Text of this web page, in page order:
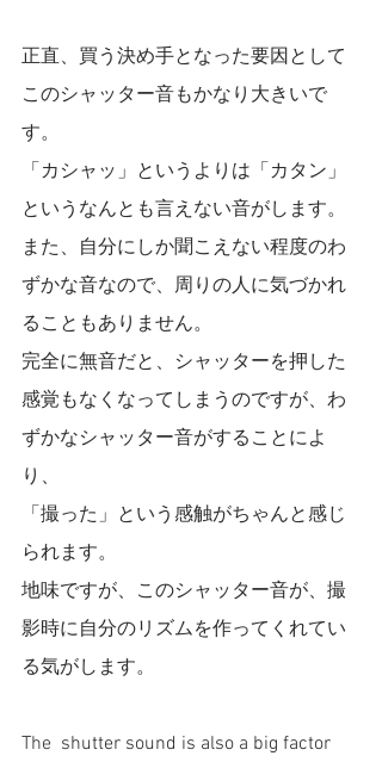
正直、買う決め手となった要因として
このシャッター音もかなり大きいで
す。
「カシャッ」というよりは「カタン」
というなんとも言えない音がします。
また、自分にしか聞こえない程度のわ
ずかな音なので、周りの人に気づかれ
ることもありません。
完全に無音だと、シャッターを押した
感覚もなくなってしまうのですが、わ
ずかなシャッター音がすることによ
り、
「撮った」という感触がちゃんと感じ
られます。
地味ですが、このシャッター音が、撮
影時に自分のリズムを作ってくれてい
る気がします。
The shutter sound is also a big factor